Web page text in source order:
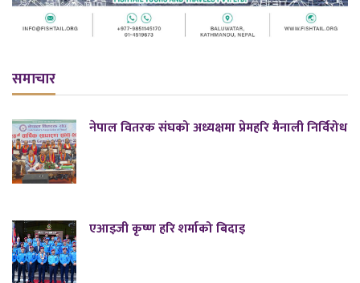
समाचार
नेपाल वितरक संघको अध्यक्षमा प्रेमहरि मैनाली निर्विरोध
एआइजी कृष्ण हरि शर्माको बिदाइ